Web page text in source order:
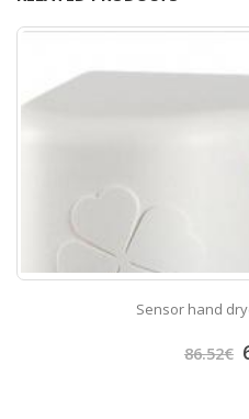
Sensor hand
86.52€